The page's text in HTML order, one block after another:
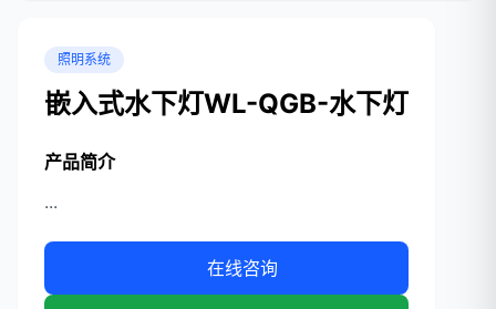
照明系统
嵌入式水下灯WL-QGB-水下灯
产品简介
...
在线咨询